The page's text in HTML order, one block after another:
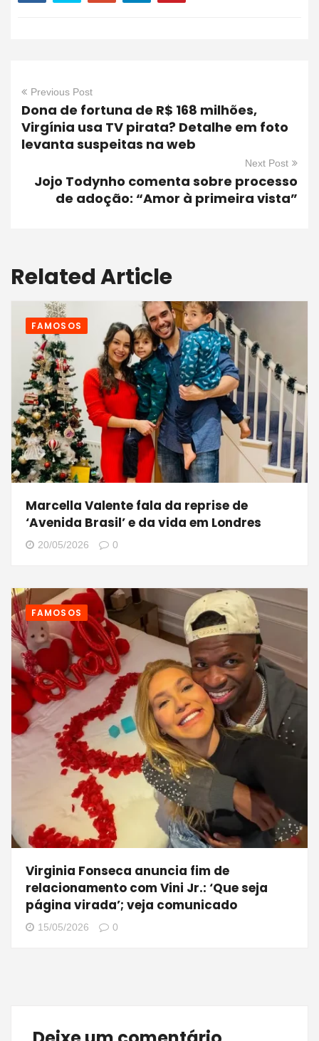
Previous Post
Dona de fortuna de R$ 168 milhões,
Virgínia usa TV pirata? Detalhe em foto
levanta suspeitas na web
Next Post
Jojo Todynho comenta sobre processo
de adoção: “Amor à primeira vista”
Related Article
FAMOSOS
Marcella Valente fala da reprise de
‘Avenida Brasil’ e da vida em Londres
20/05/2026 0
FAMOSOS
Virginia Fonseca anuncia fim de
relacionamento com Vini Jr.: ‘Que seja
página virada’; veja comunicado
15/05/2026 0